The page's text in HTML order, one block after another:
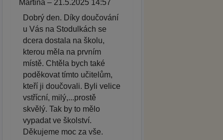
Martina – 21.5.2025 14:57
Dobrý den. Díky doučování
u Vás na Stodulkách se
dcera dostala na školu,
kterou měla na prvním
místě. Chtěla bych také
poděkovat tímto učitelům,
kteří ji doučovali. Byli velice
vstřícní, milý,...prostě
skvělý. Tak by to mělo
vypadat ve školství.
Děkujeme moc za vše.